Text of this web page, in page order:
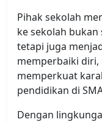
Pihak sekolah
ke sekolah
tetapi juga
memperbaiki
memperkuat
pendidikan di
Dengan